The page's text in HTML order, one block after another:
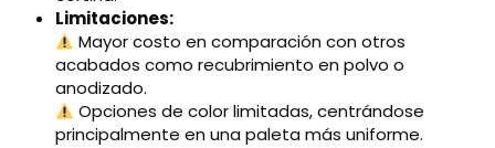
Limitaciones:
Mayor costo en comparación con otros
acabados como recubrimiento en polvo o
anodizado.
Opciones de color limitadas, centrándose
principalmente en una paleta más uniforme.